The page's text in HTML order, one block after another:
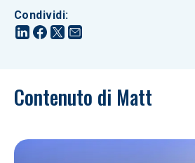
Condividi:
Contenuto di Matt